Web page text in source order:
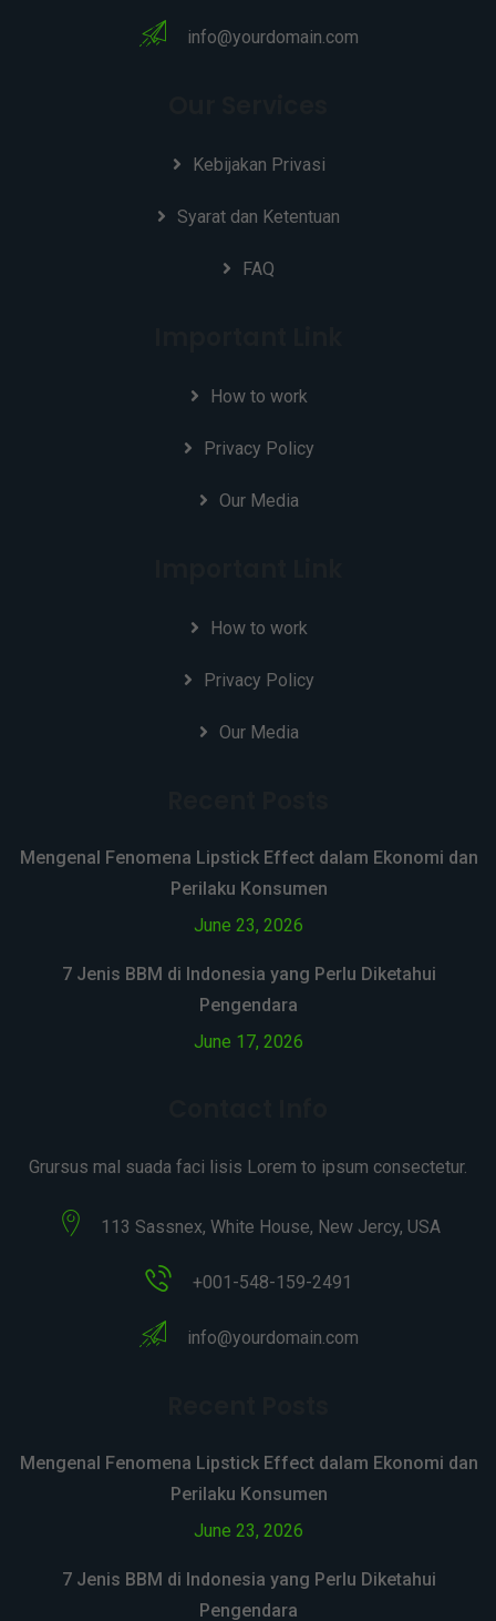
info@yourdomain.com
Kebijakan Privasi
Syarat dan Ketentuan
FAQ
How to work
Privacy Policy
Our Media
How to work
Privacy Policy
Our Media
Mengenal Fenomena Lipstick Effect dalam Ekonomi dan
Perilaku Konsumen
June 23, 2026
7 Jenis BBM di Indonesia yang Perlu Diketahui
Pengendara
June 17, 2026
Grursus mal suada faci lisis Lorem to ipsum consectetur.
113 Sassnex, White House, New Jercy, USA
+001-548-159-2491
info@yourdomain.com
Mengenal Fenomena Lipstick Effect dalam Ekonomi dan
Perilaku Konsumen
June 23, 2026
7 Jenis BBM di Indonesia yang Perlu Diketahui
Pengendara